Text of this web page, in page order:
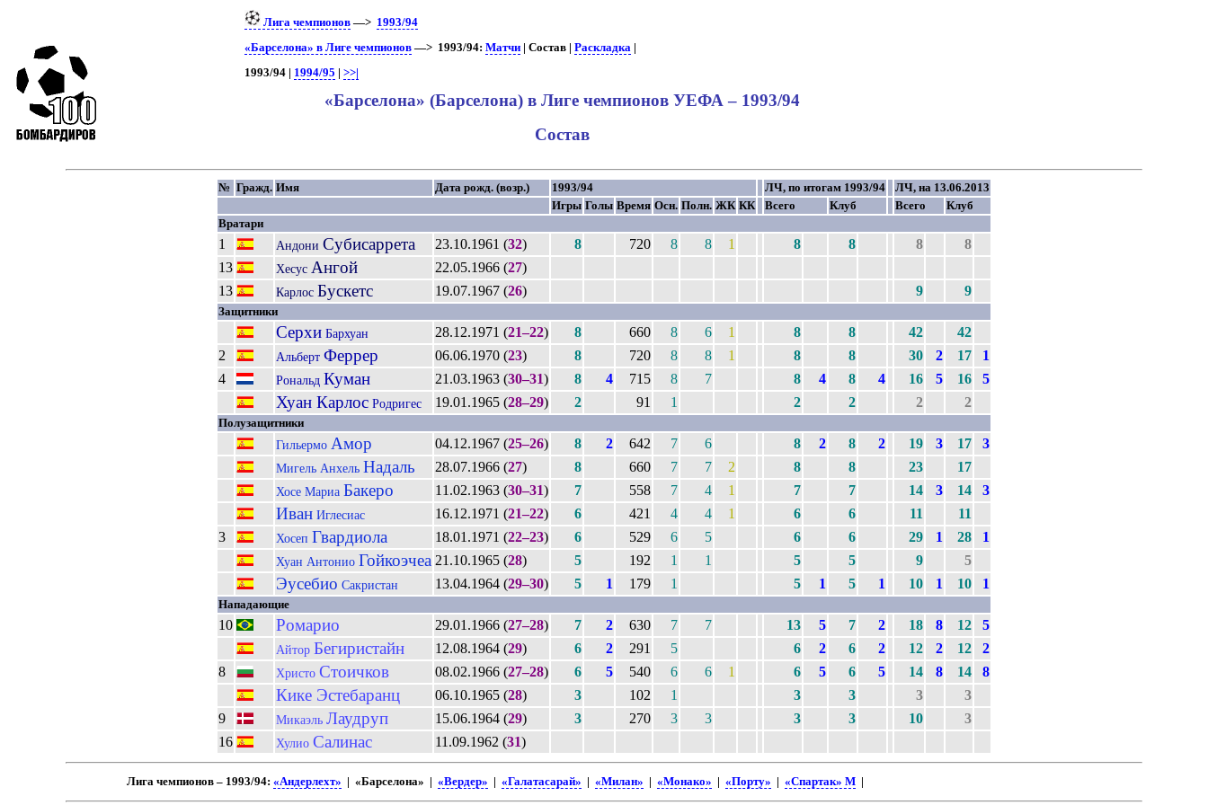
Лига чемпионов —> 1993/94
«Барселона» в Лиге чемпионов —> 1993/94:Матчи | Состав |Раскладка |
1993/94 | 1994/95 |>>|
«Барселона» (Барселона) в Лиге чемпионов УЕФА – 1993/94
Состав
№ Гражд. Имя Дата рожд. (возр.) 1993/94 ЛЧ, по итогам 1993/94
ЛЧ, на 13.06.2013
Игры Голы Время Осн. Полн. ЖК КК Всего Клуб Всего
Клуб
Вратари
1 Андони Субисаррета 23.10.1961 (32) 8 720 8 8 1 8 8 8
8
13
Хесус Ангой 22.05.1966 (27)
13
Карлос Бускетс 19.07.1967 (26) 9 9
Защитники
Серхи Бархуан 28.12.1971 (21–22) 8 660 8 6 1 8 8 42
42
2
Альберт Феррер 06.06.1970 (23) 8 720 8 8 1 8 8 30 2 17
1
4
Рональд Куман 21.03.1963 (30–31) 8 4 715 8 7 8 4 8 4 16 5 16 5
Хуан Карлос Родригес 19.01.1965 (28–29) 2 91 1 2 2 2 2
Полузащитники
Гильермо Амор 04.12.1967 (25–26) 8 2 642 7 6 8 2 8 2 19 3 17 3
Мигель Анхель Надаль 28.07.1966 (27) 8 660 7 7 2 8 8 23 17
Хосе Мариа Бакеро 11.02.1963 (30–31) 7 558 7 4 1 7 7 14 3 14 3
Иван Иглесиас 16.12.1971 (21–22) 6 421 4 4 1 6 6 11
11
3
Хосеп Гвардиола 18.01.1971 (22–23) 6 529 6 5 6 6 29 1 28 1
Хуан Антонио Гойкоэчеа 21.10.1965 (28) 5 192 1 1 5 5 9 5
Эусебио Сакристан 13.04.1964 (29–30) 5 1 179 1 5 1 5 1 10 1 10 1
Нападающие
10 Ромарио 29.01.1966 (27–28) 7 2 630 7 7 13 5 7 2 18 8 12 5
Айтор Бегиристайн 12.08.1964 (29) 6 2 291 5 6 2 6 2 12 2 12
2
8
Христо Стоичков 08.02.1966 (27–28) 6 5 540 6 6 1 6 5 6 5 14 8 14 8
Кике Эстебаранц 06.10.1965 (28) 3 102 1 3 3 3
3
9
Микаэль Лаудруп 15.06.1964 (29) 3 270 3 3 3 3 10
3
16
Хулио Салинас 11.09.1962 (31)
Лига чемпионов – 1993/94: «Андерлехт» | «Барселона» | «Вердер» | «Галатасарай» | «Милан» | «Монако» | «Порту» | «Спартак» М|